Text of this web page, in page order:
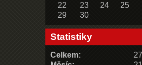
22
23 24 25
29
30
Statistiky
Celkem: